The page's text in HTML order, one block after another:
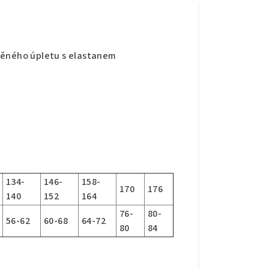
úpletu s elastanem
134-
140
146-
152
158-
164
170 176
56-62 60-68 64-72
76-
80
80-
84